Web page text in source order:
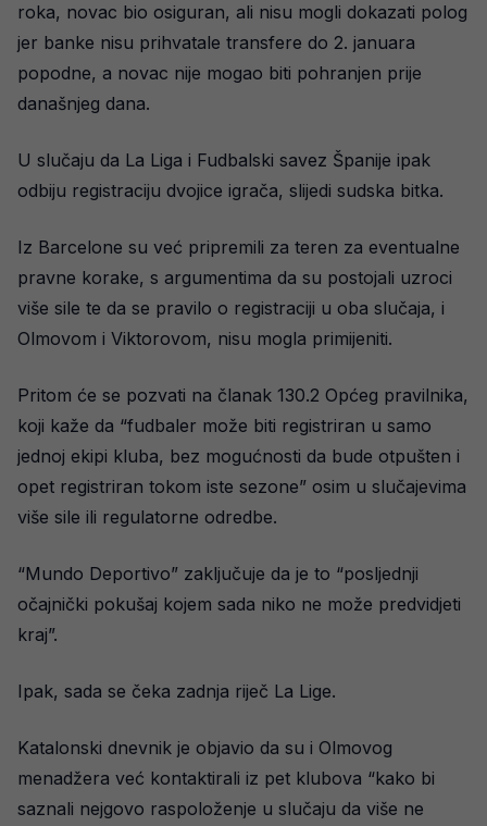
roka, novac bio osiguran, ali nisu mogli dokazati polog
jer banke nisu prihvatale transfere do 2. januara
popodne, a novac nije mogao biti pohranjen prije
današnjeg dana.
U slučaju da La Liga i Fudbalski savez Španije ipak
odbiju registraciju dvojice igrača, slijedi sudska bitka.
Iz Barcelone su već pripremili za teren za eventualne
pravne korake, s argumentima da su postojali uzroci
više sile te da se pravilo o registraciji u oba slučaja, i
Olmovom i Viktorovom, nisu mogla primijeniti.
Pritom će se pozvati na članak 130.2 Općeg pravilnika,
koji kaže da “fudbaler može biti registriran u samo
jednoj ekipi kluba, bez mogućnosti da bude otpušten i
opet registriran tokom iste sezone” osim u slučajevima
više sile ili regulatorne odredbe.
“Mundo Deportivo” zaključuje da je to “posljednji
očajnički pokušaj kojem sada niko ne može predvidjeti
kraj”.
Ipak, sada se čeka zadnja riječ La Lige.
Katalonski dnevnik je objavio da su i Olmovog
menadžera već kontaktirali iz pet klubova “kako bi
saznali nejgovo raspoloženje u slučaju da više ne